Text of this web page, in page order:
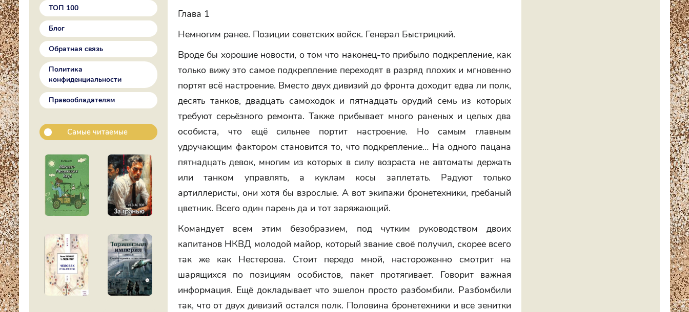
ТОП 100
Блог
Обратная связь
Политика
конфиденциальности
Правообладателям
Самые читаемые
Глава 1
Немногим ранее. Позиции советских войск. Генерал Быстрицкий.
Вроде бы хорошие новости, о том что наконец-то прибыло подкрепление, как
только вижу это самое подкрепление переходят в разряд плохих и мгновенно
портят всё настроение. Вместо двух дивизий до фронта доходит едва ли полк,
десять танков, двадцать самоходок и пятнадцать орудий семь из которых
требуют серьёзного ремонта. Также прибывает много раненых и целых два
особиста, что ещё сильнее портит настроение. Но самым главным
удручающим фактором становится то, что подкрепление… На одного пацана
пятнадцать девок, многим из которых в силу возраста не автоматы держать
или танком управлять, а куклам косы заплетать. Радуют только
артиллеристы, они хотя бы взрослые. А вот экипажи бронетехники, грёбаный
цветник. Всего один парень да и тот заряжающий.
Командует всем этим безобразием, под чутким руководством двоих
капитанов НКВД молодой майор, который звание своё получил, скорее всего
так же как Нестерова. Стоит передо мной, настороженно смотрит на
шарящихся по позициям особистов, пакет протягивает. Говорит важная
информация. Ещё докладывает что эшелон просто разбомбили. Разбомбили
так, что от двух дивизий остался полк. Половина бронетехники и все зенитки